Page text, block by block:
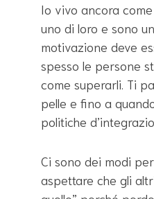
Io vivo ancora
uno di loro e sono
motivazione deve
spesso le persone
come superarli. Ti
pelle e fino a
politiche
Ci sono dei modi
aspettare che gli